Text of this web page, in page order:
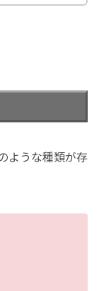
ような種類が存